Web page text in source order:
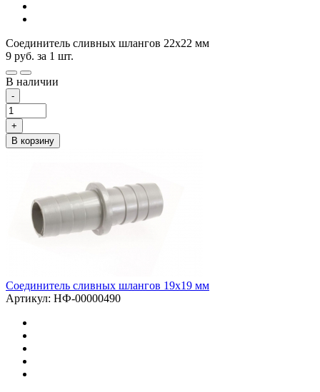
Соединитель сливных шлангов 22х22 мм
9 руб. за 1 шт.
В наличии
-
+
В корзину
Соединитель сливных шлангов 19х19 мм
Артикул: НФ-00000490